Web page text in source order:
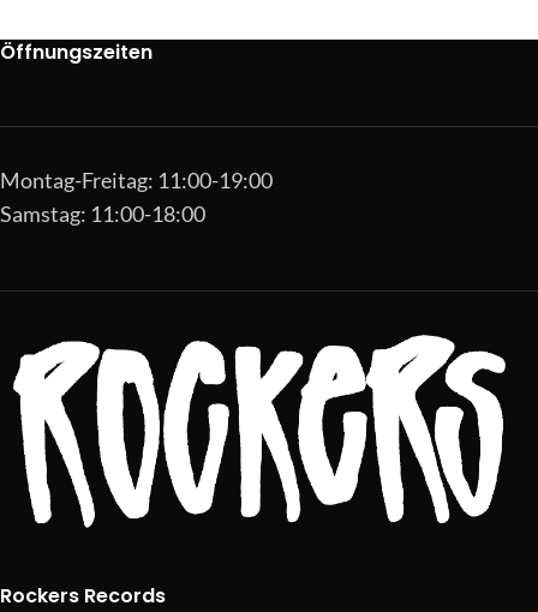
Öffnungszeiten
Montag-Freitag: 11:00-19:00
Samstag: 11:00-18:00
Rockers Records